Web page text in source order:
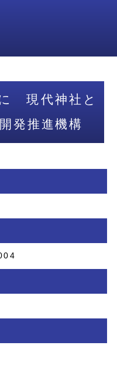
現代神社と
発推進機構